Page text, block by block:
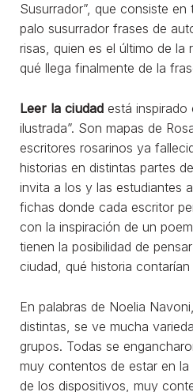
Susurrador”, que consiste
palo susurrador frases de
risas, quien es el último de la
qué llega finalmente de la
Leer la ciudad está inspirado
ilustrada”. Son mapas de
escritores rosarinos ya
historias en distintas partes
invita a los y las estudiantes
fichas donde cada escritor
con la inspiración de un
tienen la posibilidad de
ciudad, qué historia contarían
En palabras de Noelia
distintas, se ve mucha
grupos. Todas se
muy contentos de estar en la
de los dispositivos, muy